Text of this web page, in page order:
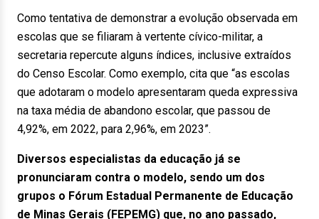
Como tentativa de demonstrar a evolução observada em
escolas que se filiaram à vertente cívico-militar, a
secretaria repercute alguns índices, inclusive extraídos
do Censo Escolar. Como exemplo, cita que “as escolas
que adotaram o modelo apresentaram queda expressiva
na taxa média de abandono escolar, que passou de
4,92%, em 2022, para 2,96%, em 2023”.
Diversos especialistas da educação já se
pronunciaram contra o modelo, sendo um dos
grupos o Fórum Estadual Permanente de Educação
de Minas Gerais (FEPEMG) que, no ano passado,